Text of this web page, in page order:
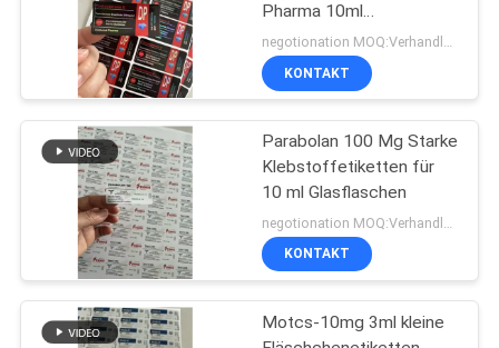
Kasten des
pharmazeutischen
19
Pharma 10ml
Fläschchenetiketten
KONTAKT
Parabolan 100 Mg Starke
Klebstoffetiketten für
10 ml Glasflaschen
KONTAKT
Motcs-10mg 3ml kleine